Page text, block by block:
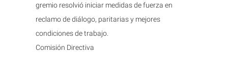
gremio resolvió iniciar medidas de fuerza en
reclamo de diálogo, paritarias y mejores
condiciones de trabajo.
Comisión Directiva